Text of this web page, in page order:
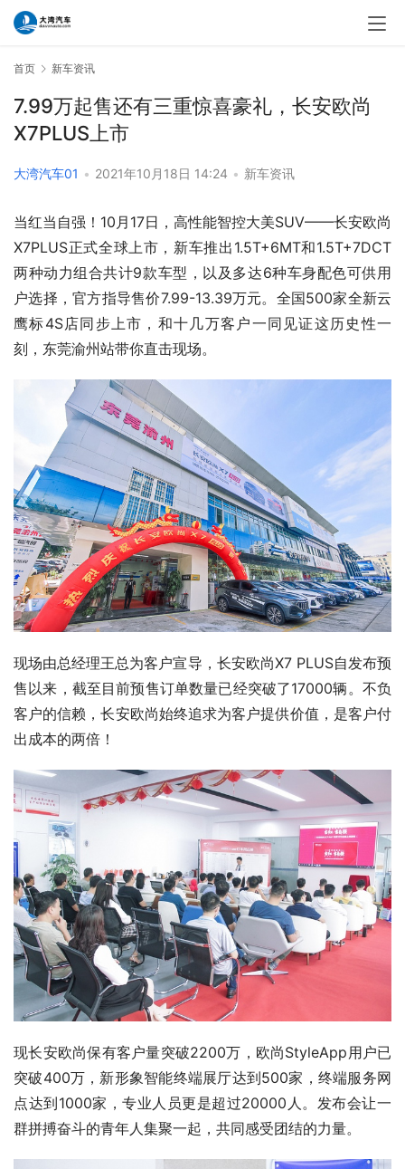
首页 新车资讯
7.99万起售还有三重惊喜豪礼，长安欧尚
X7PLUS上市
大湾汽车01 • 2021年10月18日 14:24 • 新车资讯
当红当自强！10月17日，高性能智控大美SUV——长安欧尚
X7PLUS正式全球上市，新车推出1.5T+6MT和1.5T+7DCT
两种动力组合共计9款车型，以及多达6种车身配色可供用
户选择，官方指导售价7.99-13.39万元。全国500家全新云
鹰标4S店同步上市，和十几万客户一同见证这历史性一
刻，东莞渝州站带你直击现场。
现场由总经理王总为客户宣导，长安欧尚X7 PLUS自发布预
售以来，截至目前预售订单数量已经突破了17000辆。不负
客户的信赖，长安欧尚始终追求为客户提供价值，是客户付
出成本的两倍！
现长安欧尚保有客户量突破2200万，欧尚StyleApp用户已
突破400万，新形象智能终端展厅达到500家，终端服务网
点达到1000家，专业人员更是超过20000人。发布会让一
群拼搏奋斗的青年人集聚一起，共同感受团结的力量。